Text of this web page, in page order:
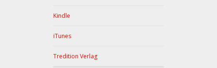
Kindle
iTunes
Tredition Verlag